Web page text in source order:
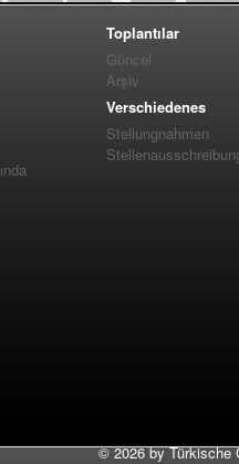
Toplantılar
Güncel
Arşiv
Verschiedenes
Stellungnahmen
©2026 by Türkische